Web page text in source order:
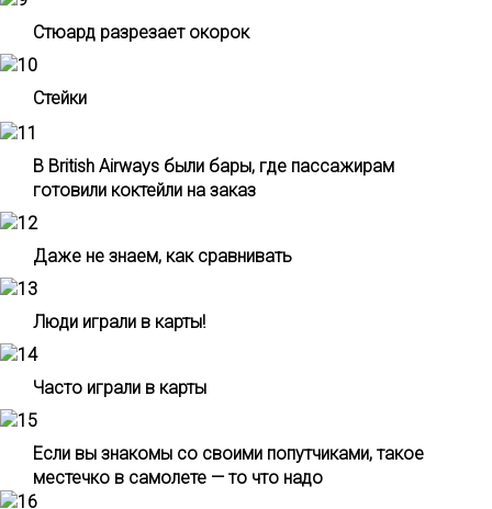
Стюард разрезает окорок
Стейки
В British Airways были бары, где пассажирам
готовили коктейли на заказ
Даже не знаем, как сравнивать
Люди играли в карты!
Часто играли в карты
Если вы знакомы со своими попутчиками, такое
местечко в самолете — то что надо